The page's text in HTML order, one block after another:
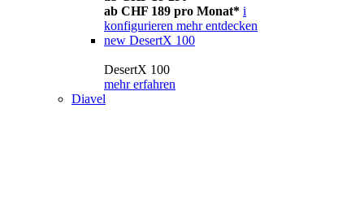
ab CHF 189 pro Monat* i
konfigurieren mehr entdecken
new DesertX 100
DesertX 100
mehr erfahren
Diavel